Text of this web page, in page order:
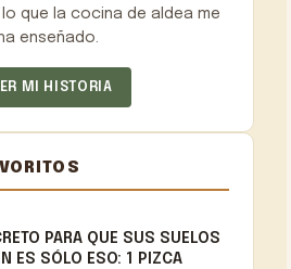
que la cocina de aldea me
ha enseñado.
MI HISTORIA
PARA QUE SUS SUELOS
ES SÓLO ESO: 1 PIZCA